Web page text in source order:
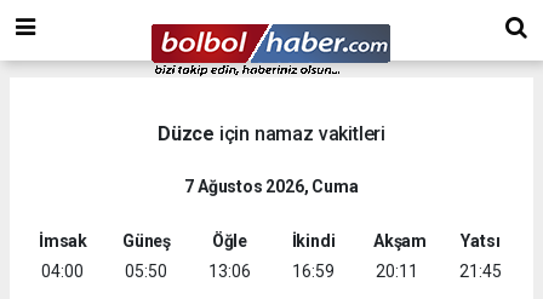
Düzce için namaz vakitleri
7 Ağustos 2026, Cuma
İmsak
04:00
Güneş
05:50
Öğle
13:06
İkindi
16:59
Akşam
20:11
Yatsı
21:45